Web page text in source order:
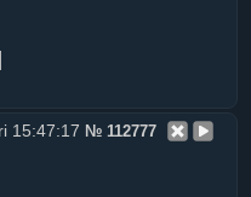
15:47:17 № 112777